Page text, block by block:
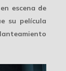
escena de
su película